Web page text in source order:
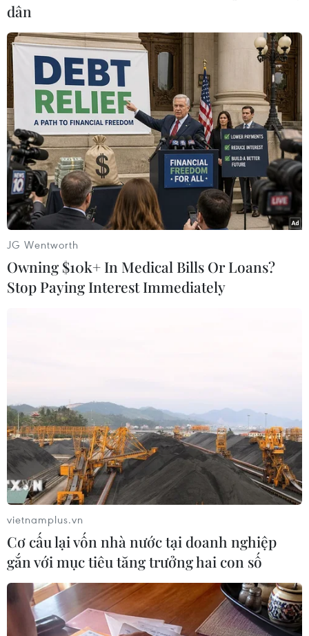
#Máy ảnh #Chuyên nghiệp #Cảm biến
#GPS
Việt Nam
TIN CÙNG CHUYÊN MỤC
ChatGPT cung cấp tính năng chat
không giới hạn cho người dùng miễn
phí
06/08/2026 23:32
Meta tung công cụ AI lập trình tự
động cho nhà phát triển
06/08/2026 06:40
dân
JG Wentworth
Owning $10k+ In Medical Bills Or Loans?
Stop Paying Interest Immediately
vietnamplus.vn
Cơ cấu lại vốn nhà nước tại doanh nghiệp
gắn với mục tiêu tăng trưởng hai con số